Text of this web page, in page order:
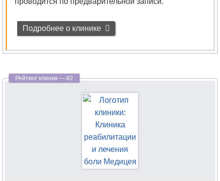
болезни
Кардиология
Подробнее о клинике